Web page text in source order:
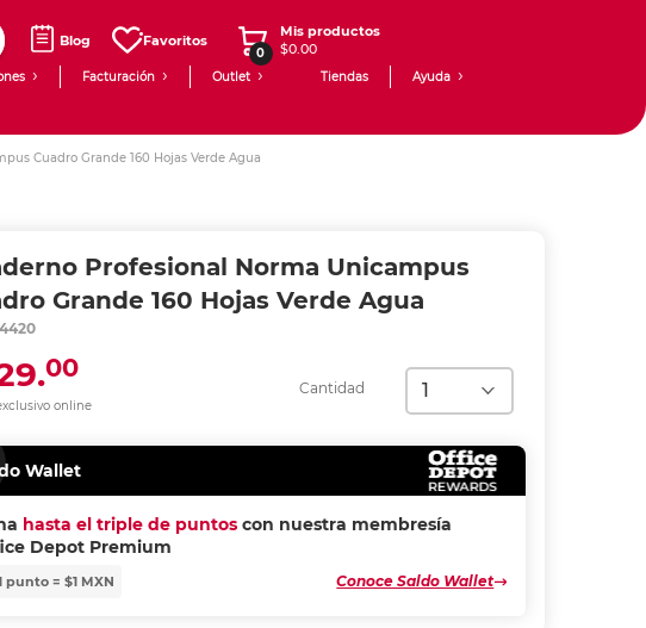
Blog Favoritos
0
Mis productos
$0.00
Facturación Outlet Tiendas Ayuda
Cuadro Grande 160 Hojas Verde Agua
Profesional Norma Unicampus
Grande 160 Hojas Verde Agua
Cantidad
online
00
Wallet
hasta el triple de puntos con nuestra membresía
Depot Premium
punto = $1 MXN Conoce Saldo Wallet